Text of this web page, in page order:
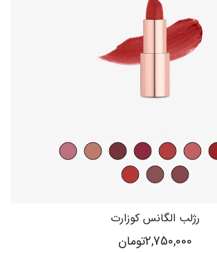
رژلب الگانس کوزارت
2,750,000تومان